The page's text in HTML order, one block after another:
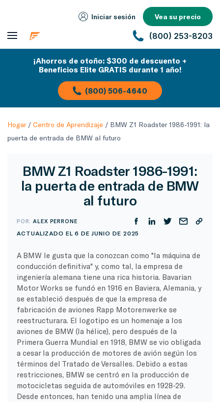
Iniciar sesión Vea su precio
(800) 253-8203
¡Ahorros de otoño: $300 de descuento +
Beneficios Elite GRATIS durante 1 año!
(800) 506-4640
Hogar/ Centro de Aprendizaje / BMW Z1 Roadster 1986-1991: la
puerta de entrada de BMW al futuro
BMW Z1 Roadster 1986-1991:
la puerta de entrada de BMW
al futuro
POR:ALEX PERRONE
ACTUALIZADO EL 6 DE JUNIO DE 2025
A BMW le gusta que la conozcan como "la máquina de
conducción definitiva" y, como tal, la empresa de
ingeniería alemana tiene una rica historia. Bavarian
Motor Works se fundó en 1916 en Baviera, Alemania, y
se estableció después de que la empresa de
fabricación de aviones Rapp Motorenwerke se
reestructurara. El logotipo es un homenaje a los
aviones de BMW (la hélice), pero después de la
Primera Guerra Mundial en 1918, BMW se vio obligada
a cesar la producción de motores de avión según los
términos del Tratado de Versalles. Debido a estas
restricciones, BMW se centró en la producción de
motocicletas seguida de automóviles en 1928-29.
Desde entonces, han tenido una amplia línea de